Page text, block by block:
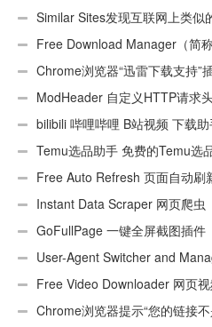
Similar Sites发现互联网上类似
Free Download Manager（简
插件Chrome浏览器“迅雷下载支持”
ModHeader 自定义HTTP请求
bilibili 哔哩哔哩 B站视频 下载
Temu选品助手 免费的Temu选
件 Free Auto Refresh 页面自动刷
Instant Data Scraper 网页爬虫
GoFullPage 一键全屏截图插件
User-Agent Switcher and
UA)Free Video Downloader 网页
ts文件Chrome浏览器提示“您的链接